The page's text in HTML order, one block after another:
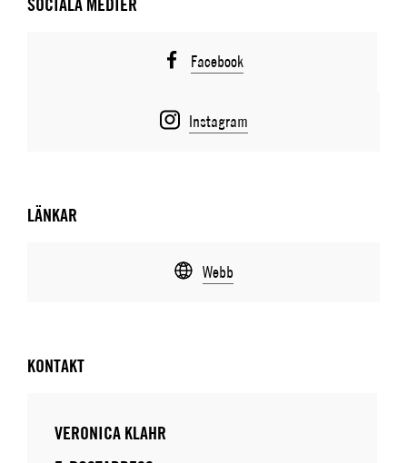
SOCIALA MEDIER
Facebook
Instagram
LÄNKAR
Webb
KONTAKT
VERONICA KLAHR